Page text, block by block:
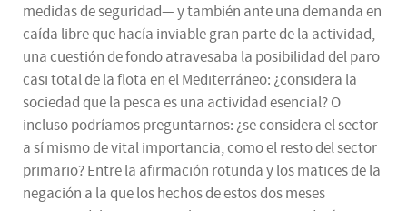
medidas de seguridad— y también ante una demanda en
caída libre que hacía inviable gran parte de la actividad,
una cuestión de fondo atravesaba la posibilidad del paro
casi total de la flota en el Mediterráneo: ¿considera la
sociedad que la pesca es una actividad esencial? O
incluso podríamos preguntarnos: ¿se considera el sector
a sí mismo de vital importancia, como el resto del sector
primario? Entre la afirmación rotunda y los matices de la
negación a la que los hechos de estos dos meses